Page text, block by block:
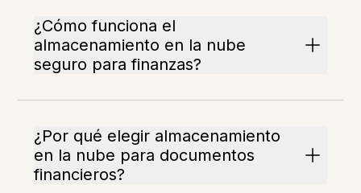
¿Cómo funciona el
almacenamiento en la nube
seguro para finanzas?
¿Por qué elegir almacenamiento
en la nube para documentos
financieros?